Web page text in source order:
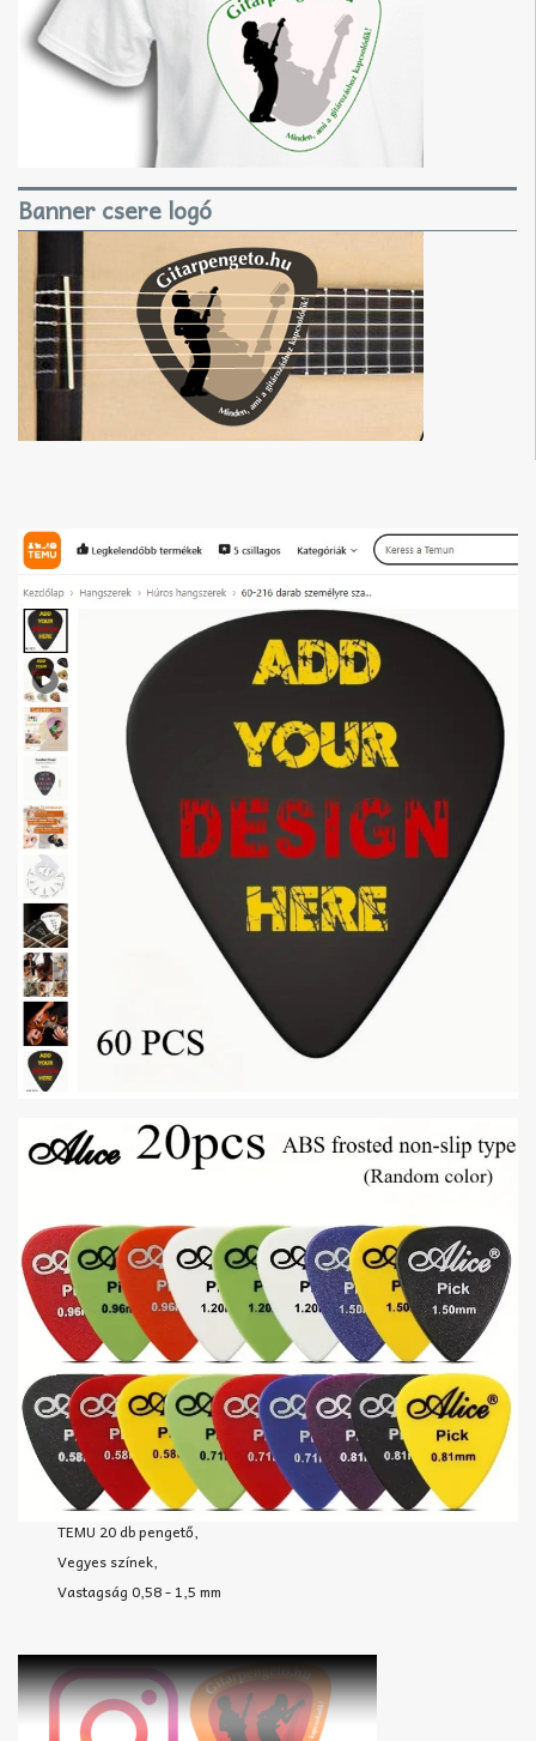
Banner csere logó
TEMU 20 db pengető,
Vegyes színek,
Vastagság 0,58 - 1,5 mm